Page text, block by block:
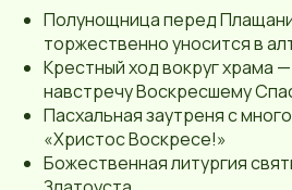
Полунощница перед
торжественно уносится в
Крестный ход вокруг храма
навстречу Воскресшему
Пасхальная заутреня с
«Христос Воскресе!»
Божественная литургия